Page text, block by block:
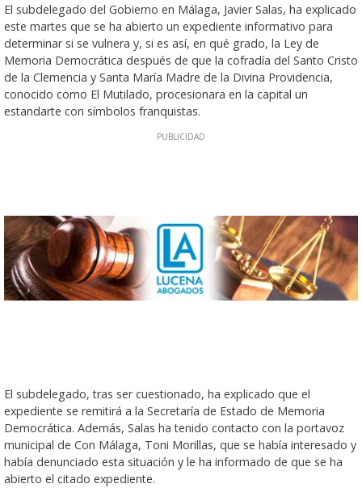
El subdelegado del Gobierno en Málaga, Javier Salas, ha explicado
este martes que se ha abierto un expediente informativo para
determinar si se vulnera y, si es así, en qué grado, la Ley de
Memoria Democrática después de que la cofradía del Santo Cristo
de la Clemencia y Santa María Madre de la Divina Providencia,
conocido como El Mutilado, procesionara en la capital un
estandarte con símbolos franquistas.
El subdelegado, tras ser cuestionado, ha explicado que el
expediente se remitirá a la Secretaría de Estado de Memoria
Democrática. Además, Salas ha tenido contacto con la portavoz
municipal de Con Málaga, Toni Morillas, que se había interesado y
había denunciado esta situación y le ha informado de que se ha
abierto el citado expediente.